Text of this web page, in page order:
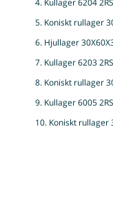
5. Koniskt rullager
6. Hjullager
7. Kullager 6203
8. Koniskt rullager
9. Kullager 6005
10. Koniskt rullager